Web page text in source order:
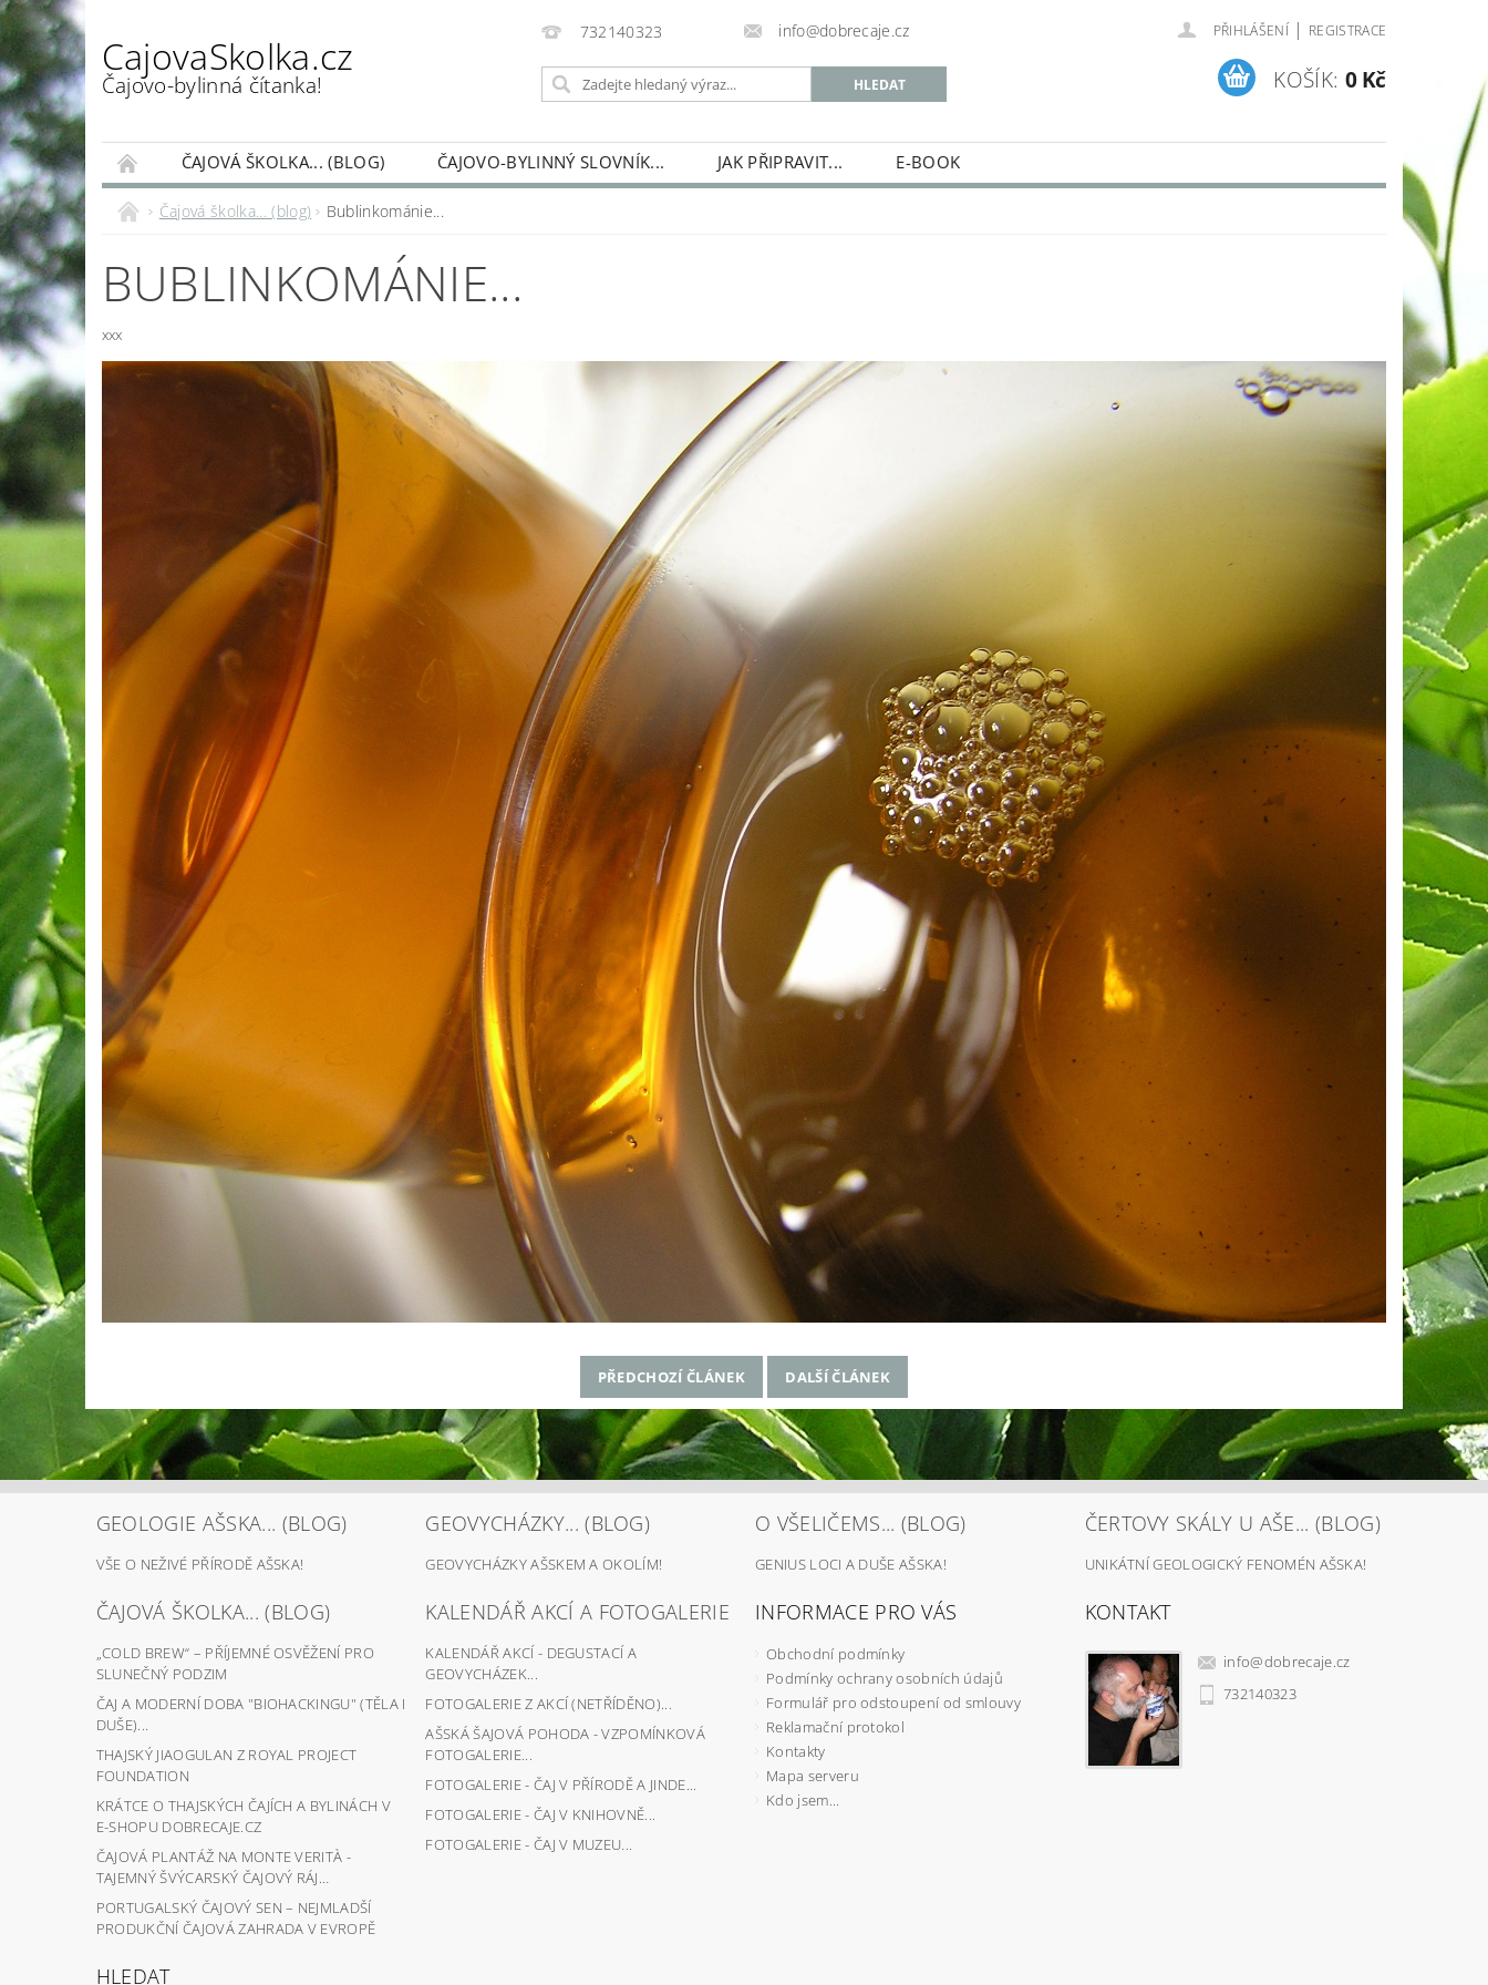
CajovaSkolka.cz
Čajovo-bylinná čítanka!
732140323 info@dobrecaje.cz PŘIHLÁŠENÍ | REGISTRACE
KOŠÍK: 0 Kč
ČAJOVÁ ŠKOLKA... (BLOG) ČAJOVO-BYLINNÝ SLOVNÍK... JAK PŘIPRAVIT...
E-BOOK
PŘÍSPĚVEK NA PROVOZ ČAJOVÉ ŠKOLKY
Čajová školka... (blog) Bublinkománie...
BUBLINKOMÁNIE...
xxx
PŘEDCHOZÍ ČLÁNEK DALŠÍ ČLÁNEK
GEOLOGIE AŠSKA... (BLOG)
VŠE O NEŽIVÉ PŘÍRODĚ AŠSKA!
GEOVYCHÁZKY... (BLOG)
GEOVYCHÁZKY AŠSKEM A OKOLÍM!
O VŠELIČEMS... (BLOG)
GENIUS LOCI A DUŠE AŠSKA!
ČERTOVY SKÁLY U AŠE... (BLOG)
UNIKÁTNÍ GEOLOGICKÝ FENOMÉN AŠSKA!
ČAJOVÁ ŠKOLKA... (BLOG)
„COLD BREW“ – PŘÍJEMNÉ OSVĚŽENÍ PRO
SLUNEČNÝ PODZIM
ČAJ A MODERNÍ DOBA "BIOHACKINGU" (TĚLA I
DUŠE)...
THAJSKÝ JIAOGULAN Z ROYAL PROJECT
FOUNDATION
KRÁTCE O THAJSKÝCH ČAJÍCH A BYLINÁCH V
E-SHOPU DOBRECAJE.CZ
ČAJOVÁ PLANTÁŽ NA MONTE VERITÀ -
TAJEMNÝ ŠVÝCARSKÝ ČAJOVÝ RÁJ…
PORTUGALSKÝ ČAJOVÝ SEN – NEJMLADŠÍ
PRODUKČNÍ ČAJOVÁ ZAHRADA V EVROPĚ
KALENDÁŘ AKCÍ A FOTOGALERIE
KALENDÁŘ AKCÍ - DEGUSTACÍ A
GEOVYCHÁZEK...
FOTOGALERIE Z AKCÍ (NETŘÍDĚNO)...
AŠSKÁ ŠAJOVÁ POHODA - VZPOMÍNKOVÁ
FOTOGALERIE...
FOTOGALERIE - ČAJ V PŘÍRODĚ A JINDE...
FOTOGALERIE - ČAJ V KNIHOVNĚ...
FOTOGALERIE - ČAJ V MUZEU...
INFORMACE PRO VÁS
Obchodní podmínky
Podmínky ochrany osobních údajů
Formulář pro odstoupení od smlouvy
Reklamační protokol
Kontakty
Mapa serveru
Kdo jsem...
KONTAKT
info@dobrecaje.cz
732140323
HLEDAT